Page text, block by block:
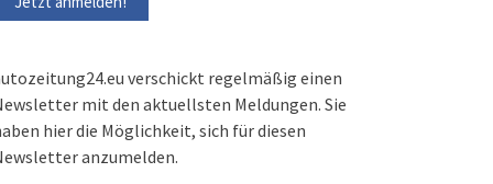
verschickt regelmäßig einen
mit den aktuellsten Meldungen. Sie
hier die Möglichkeit, sich für diesen
anzumelden.